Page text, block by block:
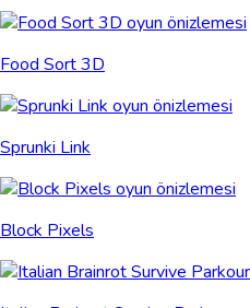
Food Sort 3D
Sprunki Link
Block Pixels